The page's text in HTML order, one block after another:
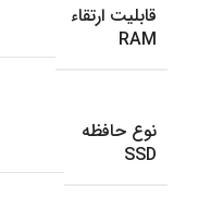
قابلیت ارتقاء
RAM
نوع حافظه
SSD